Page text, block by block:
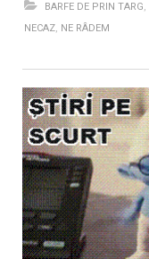
BARFE DE PRIN TARG,
NECAZ, NE RÂDEM